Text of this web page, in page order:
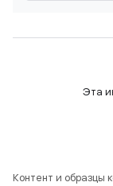
Эта
Контент и образцы